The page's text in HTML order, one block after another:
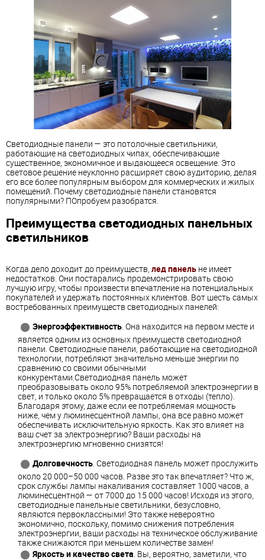
Светодиодные панели — это потолочные светильники,
работающие на светодиодных чипах, обеспечивающие
существенное, экономичное и выдающееся освещение. Это
световое решение неуклонно расширяет свою аудиторию, делая
его все более популярным выбором для коммерческих и жилых
помещений. Почему светодиодные панели становятся
популярными? ПОпробуем разобратся.
Преимущества светодиодных панельных
светильников
Когда дело доходит до преимуществ, лед панель не имеет
недостатков. Они постарались продемонстрировать свою
лучшую игру, чтобы произвести впечатление на потенциальных
покупателей и удержать постоянных клиентов. Вот шесть самых
востребованных преимуществ светодиодных панелей:
Энергоэффективность. Она находится на первом месте и
является одним из основных преимуществ светодиодной
панели. Светодиодные панели, работающие на светодиодной
технологии, потребляют значительно меньше энергии по
сравнению со своими обычными
конкурентами.Светодиодная панель может
преобразовывать около 95% потребляемой электроэнергии в
свет, и только около 5% превращается в отходы (тепло).
Благодаря этому, даже если ее потребляемая мощность
ниже, чем у люминесцентной лампы, она все равно может
обеспечивать исключительную яркость. Как это влияет на
ваш счет за электроэнергию? Ваши расходы на
электроэнергию мгновенно снизятся!
Долговечность. Светодиодная панель может прослужить
около 20 000–50 000 часов. Разве это так впечатляет? Что ж,
срок службы лампы накаливания составляет 1000 часов, а
люминесцентной — от 7000 до 15 000 часов! Исходя из этого,
светодиодные панельные светильники, безусловно,
являются первоклассными! Это также невероятно
экономично, поскольку, помимо снижения потребления
электроэнергии, ваши расходы на техническое обслуживание
также снижаются при меньшем количестве замен!
Яркость и качество света. Вы, вероятно, заметили, что